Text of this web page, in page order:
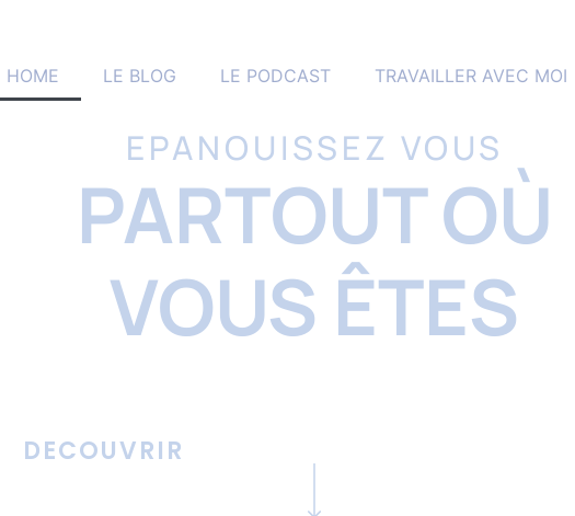
HOME LE BLOG LE PODCAST TRAVAILLER AVEC MOI
EPANOUISSEZ VOUS
PARTOUT OÙ
VOUS ÊTES
DECOUVRIR